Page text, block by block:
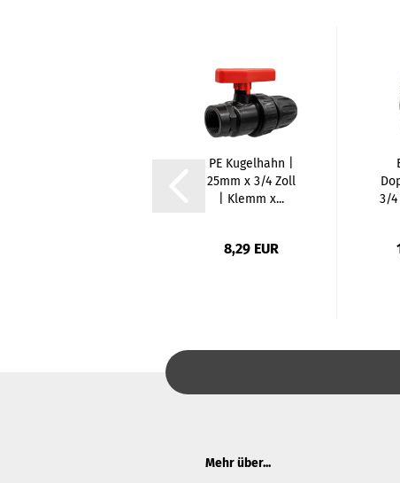
PE Kugelhahn |
25mm x 3/4 Zoll
| Klemm x...
8,29 EUR
3/4
Mehr über...